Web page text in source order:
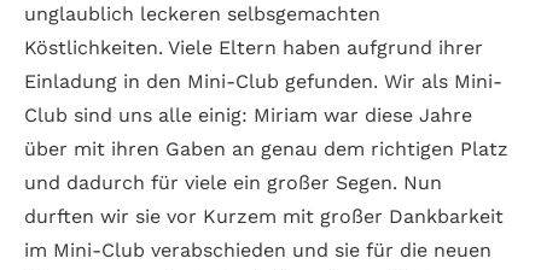
unglaublich leckeren selbsgemachten
Köstlichkeiten. Viele Eltern haben aufgrund ihrer
Einladung in den Mini-Club gefunden. Wir als Mini-
Club sind uns alle einig: Miriam war diese Jahre
über mit ihren Gaben an genau dem richtigen Platz
und dadurch für viele ein großer Segen. Nun
durften wir sie vor Kurzem mit großer Dankbarkeit
im Mini-Club verabschieden und sie für die neuen